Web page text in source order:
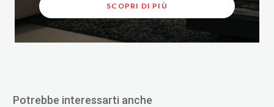
SCOPRI DI PIÙ
Potrebbe interessarti anche